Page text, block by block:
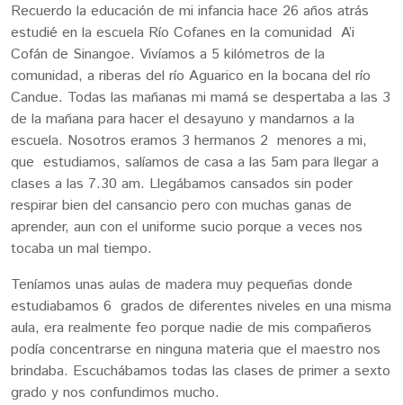
Recuerdo la educación de mi infancia hace 26 años atrás
estudié en la escuela Río Cofanes en la comunidad A’i
Cofán de Sinangoe. Vivíamos a 5 kilómetros de la
comunidad, a riberas del río Aguarico en la bocana del río
Candue. Todas las mañanas mi mamá se despertaba a las 3
de la mañana para hacer el desayuno y mandarnos a la
escuela. Nosotros eramos 3 hermanos 2 menores a mi,
que estudiamos, salíamos de casa a las 5am para llegar a
clases a las 7.30 am. Llegábamos cansados sin poder
respirar bien del cansancio pero con muchas ganas de
aprender, aun con el uniforme sucio porque a veces nos
tocaba un mal tiempo.
Teníamos unas aulas de madera muy pequeñas donde
estudiabamos 6 grados de diferentes niveles en una misma
aula, era realmente feo porque nadie de mis compañeros
podía concentrarse en ninguna materia que el maestro nos
brindaba. Escuchábamos todas las clases de primer a sexto
grado y nos confundimos mucho.